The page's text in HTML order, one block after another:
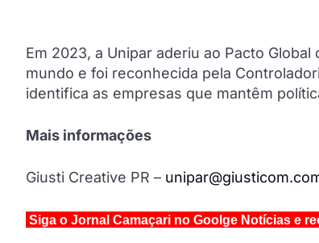
Em 2023, a Unipar aderiu ao Pacto
mundo e foi reconhecida pela
identifica as empresas que mantêm
Mais informações
Giusti Creative PR –
Siga o Jornal Camaçari no Goolge Notícias e